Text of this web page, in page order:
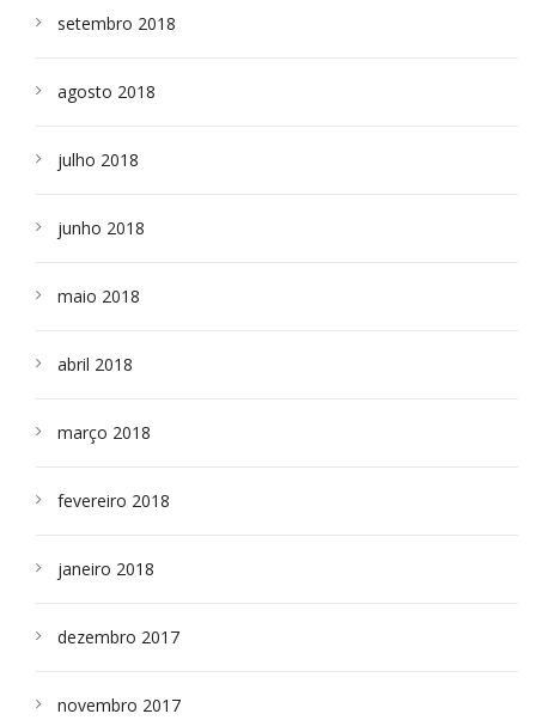
setembro 2018
agosto 2018
julho 2018
junho 2018
maio 2018
abril 2018
março 2018
fevereiro 2018
janeiro 2018
dezembro 2017
novembro 2017